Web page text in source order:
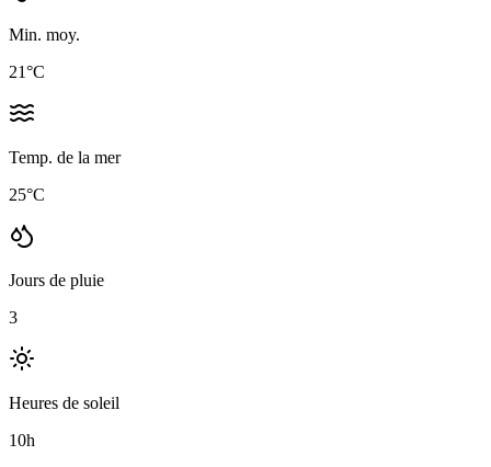
Min. moy.
21°C
Temp. de la mer
25°C
Jours de pluie
3
Heures de soleil
10h